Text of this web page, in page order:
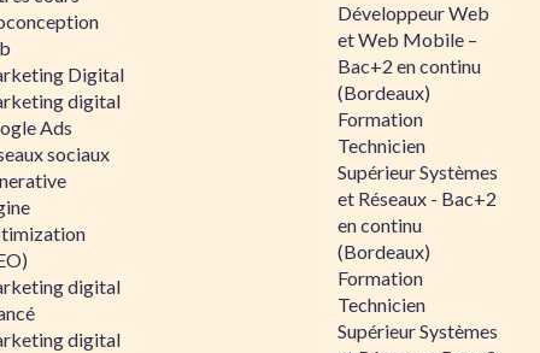
Digital
digital
Ads
sociaux
digital
digital
Développeur Web
et Web Mobile –
Bac+2 en continu
(Bordeaux)
Formation
Technicien
Supérieur Systèmes
et Réseaux - Bac+2
en continu
(Bordeaux)
Formation
Technicien
Supérieur Systèmes